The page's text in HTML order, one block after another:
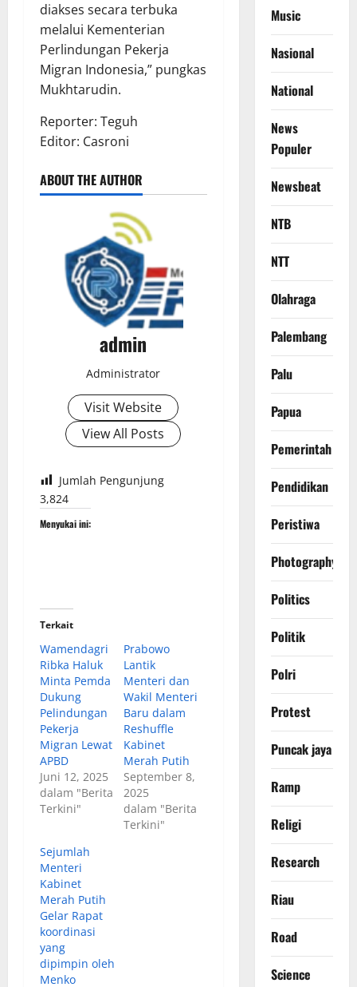
diakses secara terbuka
melalui Kementerian
Perlindungan Pekerja
Migran Indonesia,” pungkas
Mukhtarudin.
Reporter: Teguh
Editor: Casroni
ABOUT THE AUTHOR
admin
Administrator
Visit Website
View All Posts
Jumlah Pengunjung
3,824
Menyukai ini:
Terkait
Wamendagri
Ribka Haluk
Minta Pemda
Dukung
Pelindungan
Pekerja
Migran Lewat
APBD
Juni 12, 2025
dalam "Berita
Terkini"
Prabowo
Lantik
Menteri dan
Wakil Menteri
Baru dalam
Reshuffle
Kabinet
Merah Putih
September 8,
2025
dalam "Berita
Terkini"
Sejumlah
Menteri
Kabinet
Merah Putih
Gelar Rapat
koordinasi
yang
dipimpin oleh
Menko
Music
Nasional
National
News
Populer
Newsbeat
NTB
NTT
Olahraga
Palembang
Palu
Papua
Pemerintah
Pendidikan
Peristiwa
Photography
Politics
Politik
Polri
Protest
Puncak jaya
Ramp
Religi
Research
Riau
Road
Science